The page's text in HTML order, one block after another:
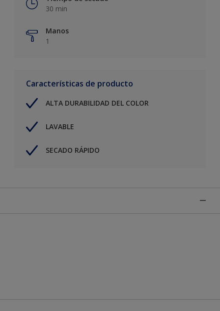
30 min
Manos
1
Características de producto
ALTA DURABILIDAD DEL COLOR
LAVABLE
SECADO RÁPIDO